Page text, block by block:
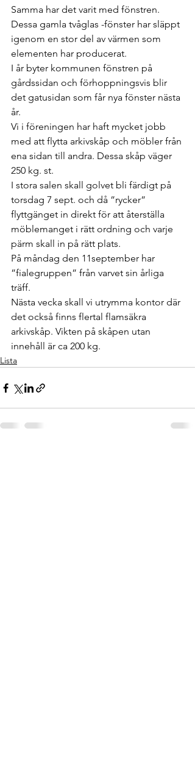
Samma har det varit med fönstren.
Dessa gamla tvåglas -fönster har släppt
igenom en stor del av värmen som
elementen har producerat.
I år byter kommunen fönstren på
gårdssidan och förhoppningsvis blir
det gatusidan som får nya fönster nästa
år.
Vi i föreningen har haft mycket jobb
med att flytta arkivskåp och möbler från
ena sidan till andra. Dessa skåp väger
250 kg. st.
I stora salen skall golvet bli färdigt på
torsdag 7 sept. och då ”rycker”
flyttgänget in direkt för att återställa
möblemanget i rätt ordning och varje
pärm skall in på rätt plats.
På måndag den 11september har
”fialegruppen” från varvet sin årliga
träff.
Nästa vecka skall vi utrymma kontor där
det också finns flertal flamsäkra
arkivskåp. Vikten på skåpen utan
innehåll är ca 200 kg.
Lista